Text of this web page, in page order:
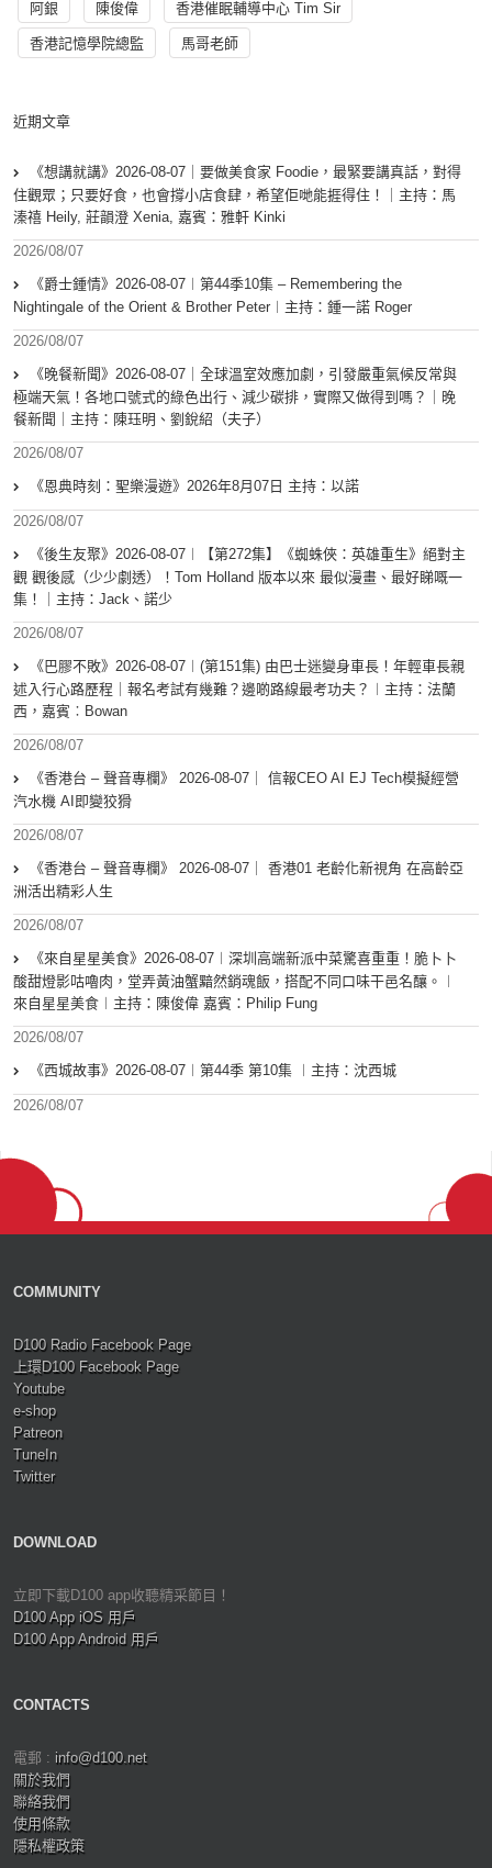
阿銀 陳俊偉 香港催眠輔導中心 Tim Sir
香港記憶學院總監 馬哥老師
近期文章
《想講就講》2026-08-07｜要做美食家 Foodie，最緊要講真話，對得
住觀眾；只要好食，也會撐小店食肆，希望佢哋能捱得住！｜主持：馬
溱禧 Heily, 莊韻澄 Xenia, 嘉賓：雅軒 Kinki
2026/08/07
《爵士鍾情》2026-08-07︱第44季10集 – Remembering the
Nightingale of the Orient & Brother Peter︱主持：鍾一諾 Roger
2026/08/07
《晚餐新聞》2026-08-07｜全球溫室效應加劇，引發嚴重氣候反常與
極端天氣！各地口號式的綠色出行、減少碳排，實際又做得到嗎？｜晚
餐新聞｜主持：陳珏明、劉銳紹（夫子）
2026/08/07
《恩典時刻：聖樂漫遊》2026年8月07日 主持：以諾
2026/08/07
《後生友聚》2026-08-07︱【第272集】《蜘蛛俠：英雄重生》絕對主
觀 觀後感（少少劇透）！Tom Holland 版本以來 最似漫畫、最好睇嘅一
集！｜主持：Jack、諾少
2026/08/07
《巴膠不敗》2026-08-07︱(第151集) 由巴士迷變身車長！年輕車長親
述入行心路歷程｜報名考試有幾難？邊啲路線最考功夫？︱主持：法蘭
西，嘉賓︰Bowan
2026/08/07
《香港台 – 聲音專欄》 2026-08-07｜ 信報CEO AI EJ Tech模擬經營
汽水機 AI即變狡猾
2026/08/07
《香港台 – 聲音專欄》 2026-08-07｜ 香港01 老齡化新視角 在高齡亞
洲活出精彩人生
2026/08/07
《來自星星美食》2026-08-07︱深圳高端新派中菜驚喜重重！脆卜卜
酸甜燈影咕嚕肉，堂弄黃油蟹黯然銷魂飯，搭配不同口味干邑名釀。︱
來自星星美食︱主持：陳俊偉 嘉賓：Philip Fung
2026/08/07
《西城故事》2026-08-07︱第44季 第10集 ︱主持：沈西城
2026/08/07
COMMUNITY
D100 Radio Facebook Page
上環D100 Facebook Page
Youtube
e-shop
Patreon
TuneIn
Twitter
DOWNLOAD
立即下載D100 app收聽精采節目！
D100 App iOS 用戶
D100 App Android 用戶
CONTACTS
電郵 : info@d100.net
關於我們
聯絡我們
使用條款
隱私權政策